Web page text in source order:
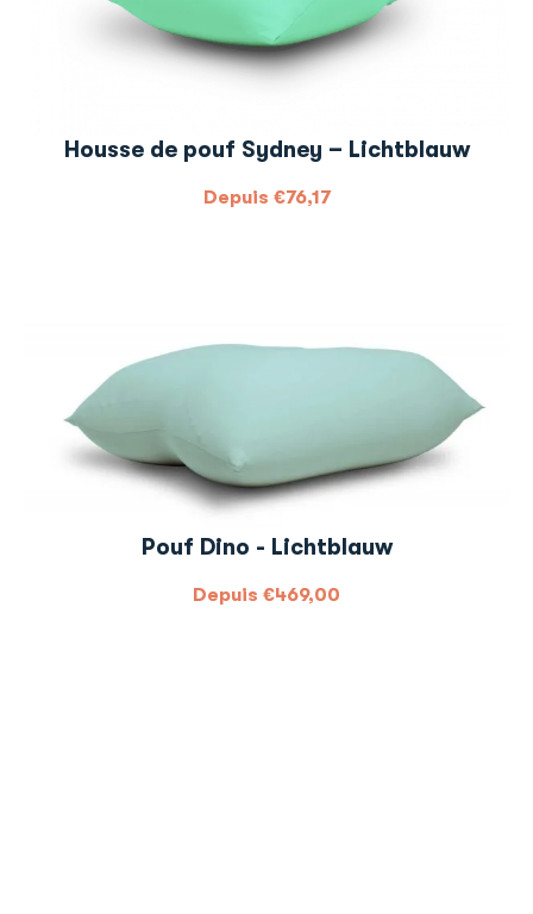
Housse de pouf Sydney – Lichtblauw
Depuis €76,17
Pouf Dino - Lichtblauw
Depuis €469,00